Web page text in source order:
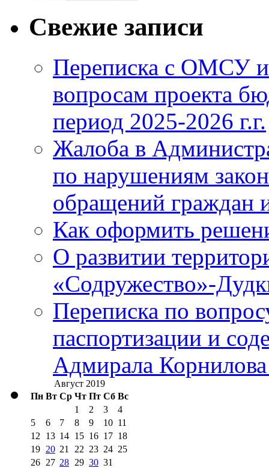
Свежие записи
Переписка с ОМСУ
вопросам проекта
период 2025-2026 г.г.
Жалоба в
по нарушениям
обращений граждан
Как оформить
О развитии
«Содружество»-
Переписка по
паспортизации и
Адмирала
Август 2019
Пн Вт Ср Чт Пт Сб Вс
1
2 3
4
5
6 7 8 9 10 11
12
13 14 15 16 17 18
19 20 21 22 23 24 25
26 27 28 29 30 31